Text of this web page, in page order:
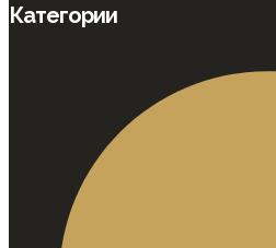
Категории